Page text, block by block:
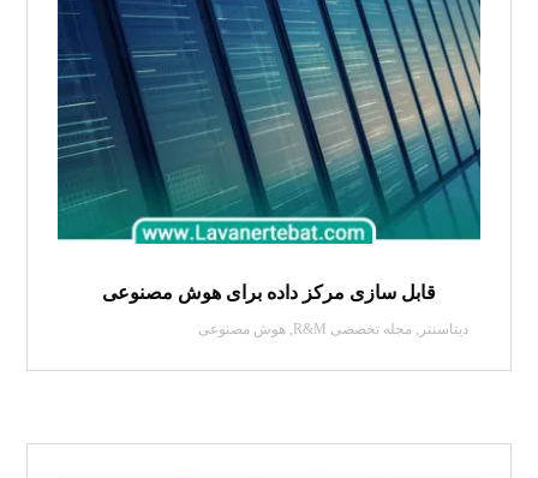
قابل سازی مرکز داده برای هوش مصنوعی
دیتاسنتر ,مجله تخصصی R&M ,هوش مصنوعی